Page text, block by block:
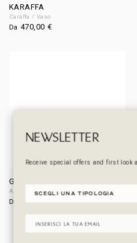
KARAFFA
Caraffa / Vaso
Da470,00 €
GAMBINO
Alzata
Da 180,00€
NEWSLETTER
Receive special offers and first look